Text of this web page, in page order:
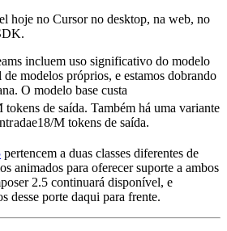
hoje no Cursor no desktop, na web, no
incluem uso significativo do modelo
modelos próprios, e estamos dobrando
O modelo base custa
tokens de saída. Também há uma variante
ntradae18/M tokens de saída.
pertencem a duas classes diferentes de
animados para oferecer suporte a ambos
2.5 continuará disponível, e
desse porte daqui para frente.